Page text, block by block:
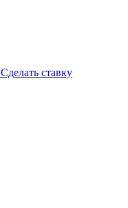
Сделать ставку